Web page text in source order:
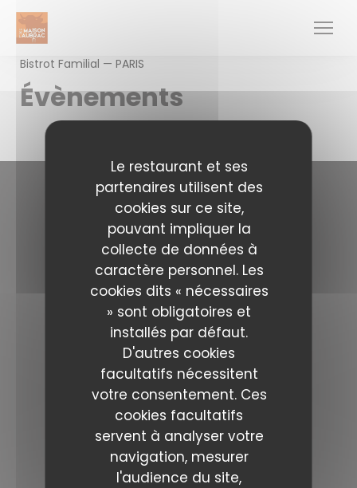
Personnalisation de vos choix en matière de cookies
Le restaurant et ses
partenaires utilisent des
cookies sur ce site,
pouvant impliquer la
collecte de données à
caractère personnel. Les
cookies dits « nécessaires
» sont obligatoires et
installés par défaut.
D'autres cookies
facultatifs nécessitent
votre consentement. Ces
cookies facultatifs
servent à analyser votre
navigation, mesurer
l'audience du site,
Bistrot Familial — PARIS
Évènements
Nous contacter
La Maison de l'Aubrac
37 Rue Marbeuf 75008 PARIS((ouvre une
01 43 59 05 14
Nous suivre
NEWSLETTER
Réservation